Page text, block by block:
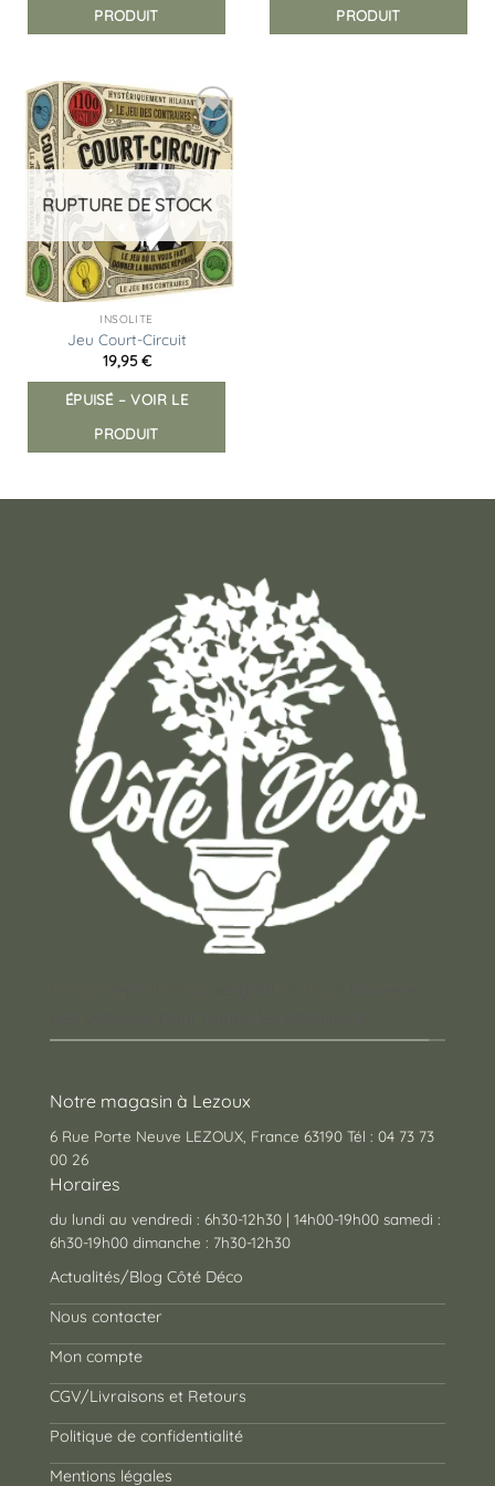
PRODUIT
PRODUIT
Ajouter
à la
liste
d’envies
RUPTURE DE STOCK
INSOLITE
Jeu Court-Circuit
19,95€
ÉPUISÉ – VOIR LE
PRODUIT
Notre magasin à Lezoux
6 Rue Porte Neuve LEZOUX, France 63190 Tél : 04 73 73
00 26
Horaires
du lundi au vendredi : 6h30-12h30 | 14h00-19h00 samedi :
6h30-19h00 dimanche : 7h30-12h30
Actualités/Blog Côté Déco
Nous contacter
Mon compte
CGV/Livraisons et Retours
Politique de confidentialité
Mentions légales